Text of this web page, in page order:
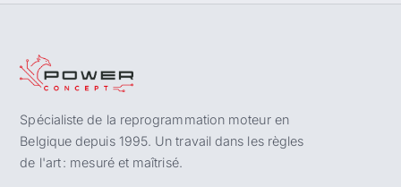
Spécialiste de la reprogrammation moteur en
Belgique depuis 1995. Un travail dans les règles
de l'art : mesuré et maîtrisé.